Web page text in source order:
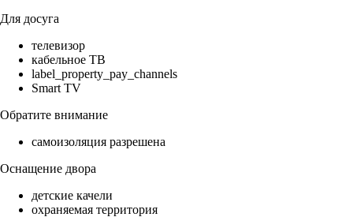
Для досуга
телевизор
кабельное ТВ
label_property_pay_channels
Smart TV
Обратите внимание
самоизоляция разрешена
Оснащение двора
детские качели
охраняемая территория